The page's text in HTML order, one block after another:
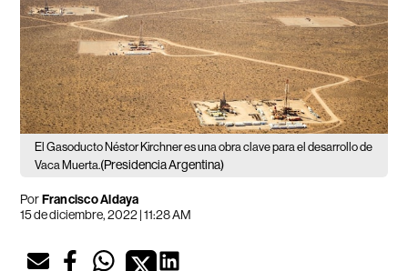
El Gasoducto Néstor Kirchner es una obra clave para el desarrollo de
Vaca Muerta.(Presidencia Argentina)
PorFrancisco Aldaya
15 de diciembre, 2022 | 11:28 AM